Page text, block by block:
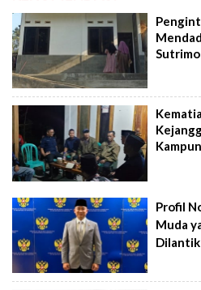
Sutrimo
Profil
Muda
Dilantik